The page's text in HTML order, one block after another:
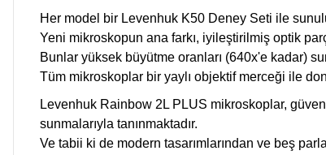
Her model bir Levenhuk K50 Deney Seti ile
Yeni mikroskopun ana farkı, iyileştirilmiş optik
Bunlar yüksek büyütme oranları (640x'e kadar)
Tüm mikroskoplar bir yaylı objektif merceği ile
Levenhuk Rainbow 2L PLUS mikroskoplar,
sunmalarıyla tanınmaktadır.
Ve tabii ki de modern tasarımlarından ve beş